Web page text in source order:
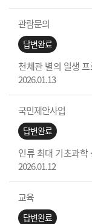
관람문의
답변완료
천체관 별의 일생
2026.01.13
국민제안사업
답변완료
인류 최대 기초과학
2026.01.12
교육
답변완료